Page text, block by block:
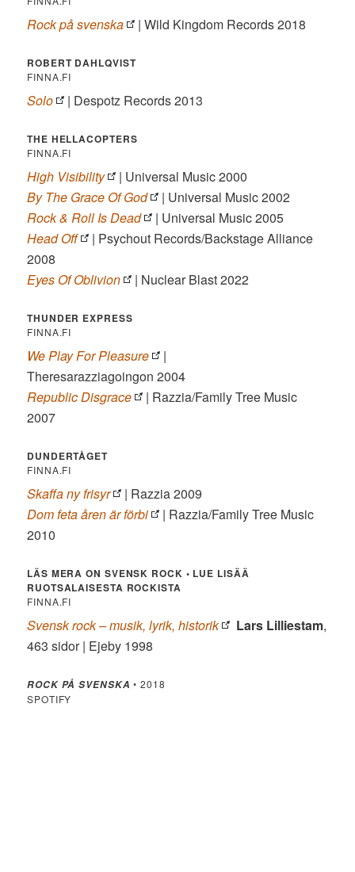
Rock på svenska | Wild Kingdom Records 2018
ROBERT DAHLQVIST
FINNA.FI
Solo | Despotz Records 2013
THE HELLACOPTERS
FINNA.FI
High Visibility
| Universal Music 2000
By The Grace Of God
| Universal Music 2002
Rock & Roll Is Dead
| Universal Music 2005
Head Off
| Psychout Records/Backstage Alliance
2008
Eyes Of Oblivion
| Nuclear Blast 2022
THUNDER EXPRESS
FINNA.FI
We Play For Pleasure
|
Theresarazziagoingon 2004
Republic Disgrace
| Razzia/Family Tree Music
2007
DUNDERTÅGET
FINNA.FI
Skaffa ny frisyr
| Razzia 2009
Dom feta åren är förbi
| Razzia/Family Tree Music
2010
LÄS MERA ON SVENSK ROCK • LUE LISÄÄ
RUOTSALAISESTA ROCKISTA
FINNA.FI
Svensk rock – musik, lyrik, historik Lars Lilliestam,
463 sidor | Ejeby 1998
ROCK PÅ SVENSKA • 2018
SPOTIFY